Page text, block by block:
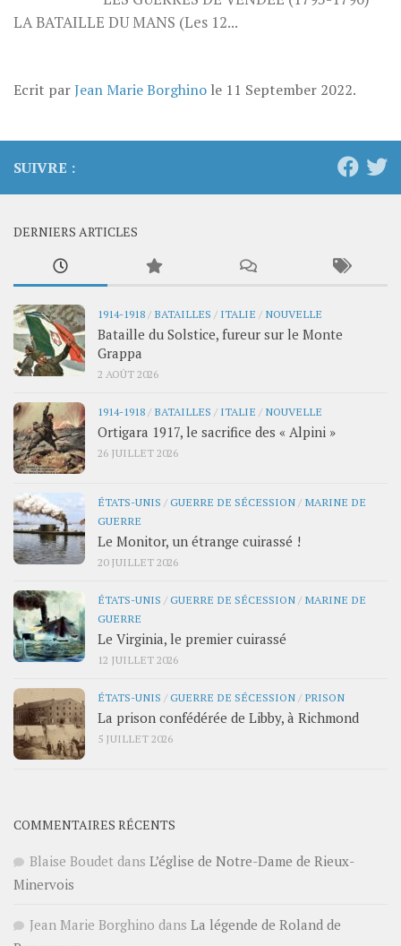
LA BATAILLE DU MANS (Les 12...
Ecrit parJean Marie Borghino le 11 September 2022.
SUIVRE :
DERNIERS ARTICLES
1914-1918 / BATAILLES / ITALIE / NOUVELLE
Bataille du Solstice, fureur sur le Monte
Grappa
2 AOÛT 2026
1914-1918 / BATAILLES / ITALIE / NOUVELLE
Ortigara 1917, le sacrifice des « Alpini »
26 JUILLET 2026
ÉTATS-UNIS /GUERRE DE SÉCESSION / MARINE DE
GUERRE
Le Monitor, un étrange cuirassé !
20 JUILLET 2026
ÉTATS-UNIS /GUERRE DE SÉCESSION / MARINE DE
GUERRE
Le Virginia, le premier cuirassé
12 JUILLET 2026
ÉTATS-UNIS /GUERRE DE SÉCESSION / PRISON
La prison confédérée de Libby, à Richmond
5 JUILLET 2026
COMMENTAIRES RÉCENTS
Blaise Boudet dans L’église de Notre-Dame de Rieux-
Minervois
Jean Marie Borghino dans La légende de Roland de